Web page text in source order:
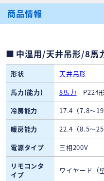
商品情報
中温用/天井吊形/8馬
形状
天井吊形
馬力(能力)
8馬力 P224
冷房能力
17.4（7.8～
暖房能力
22.4（8.5～
電源タイプ
三相200V
リモコンタ
イプ
ワイヤード（